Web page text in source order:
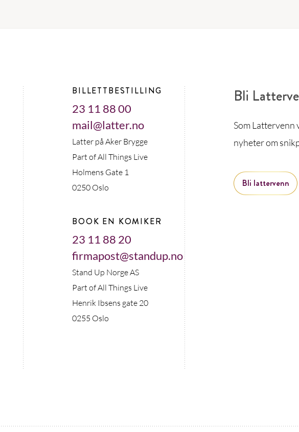
BILLETTBESTILLING
23 11 88 00
mail@latter.no
Latter på Aker Brygge
Part of All Things Live
Holmens Gate 1
0250 Oslo
BOOK EN KOMIKER
23 11 88 20
firmapost@standup.no
Stand Up Norge AS
Part of All Things Live
Henrik Ibsens gate 20
0255 Oslo
Bli
Som Lattervenn
nyheter om
Bli lattervenn